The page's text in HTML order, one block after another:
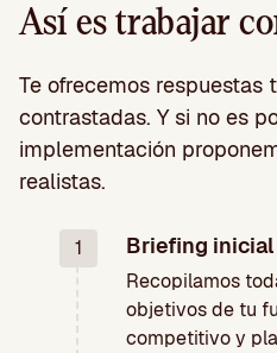
Así es trabajar
Te ofrecemos respuestas
contrastadas. Y si no es
implementación
realistas.
1 Briefing inicial
Recopilamos
objetivos de tu
competitivo y